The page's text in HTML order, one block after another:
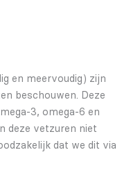
en meervoudig) zijn
beschouwen. Deze
3, omega-6 en
deze vetzuren niet
dat we dit via